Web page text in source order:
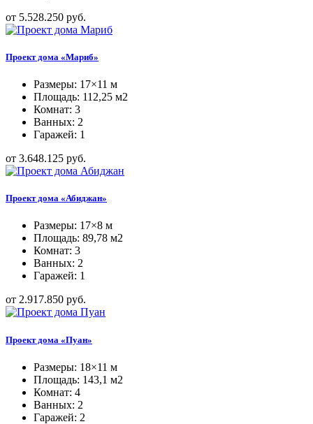
от 5.528.250 руб.
Проект дома «Мариб»
Размеры: 17×11 м
Площадь: 112,25 м2
Комнат: 3
Ванных: 2
Гаражей: 1
от 3.648.125 руб.
Проект дома «Абиджан»
Размеры: 17×8 м
Площадь: 89,78 м2
Комнат: 3
Ванных: 2
Гаражей: 1
от 2.917.850 руб.
Проект дома «Пуан»
Размеры: 18×11 м
Площадь: 143,1 м2
Комнат: 4
Ванных: 2
Гаражей: 2